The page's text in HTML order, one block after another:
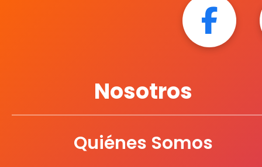
Nosotros
Quiénes Somos